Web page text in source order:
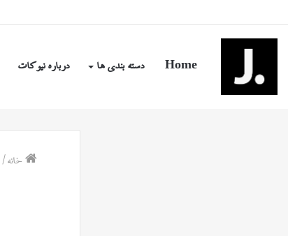
Home دسته بندی ها درباره نیوکات
خانه /